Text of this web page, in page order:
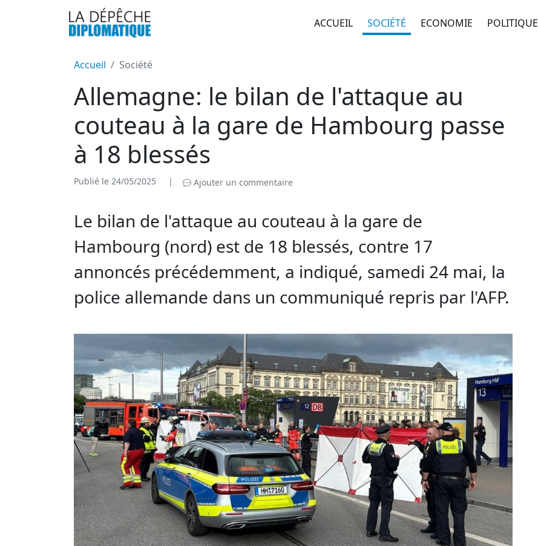
ACCUEIL SOCIÉTÉ ECONOMIE POLITIQUE
Accueil Société
Allemagne: le bilan de l'attaque au
couteau à la gare de Hambourg passe
à 18 blessés
Publié le 24/05/2025 | Ajouter un commentaire
Le bilan de l'attaque au couteau à la gare de
Hambourg (nord) est de 18 blessés, contre 17
annoncés précédemment, a indiqué, samedi 24 mai, la
police allemande dans un communiqué repris par l'AFP.